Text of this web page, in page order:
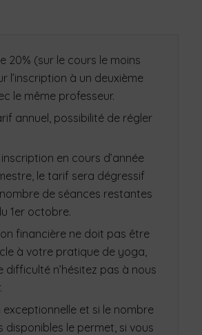
20% (sur le cours le moins
l’inscription à un deuxième
le même professeur.
annuel, possibilité de régler
en cours d’année
le tarif sera dégressif
de séances restantes
1er octobre.
financière ne doit pas être
à votre pratique de yoga,
difficulté n’hésitez pas à nous
et si le nombre
disponibles le permet, si vous